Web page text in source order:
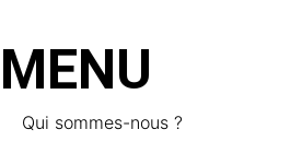
MENU
Qui sommes-nous ?